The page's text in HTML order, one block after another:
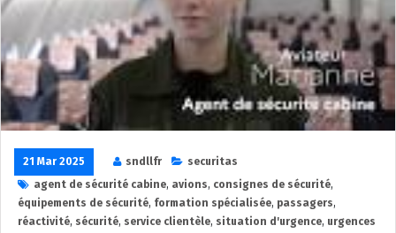
21 Mar 2025 sndllfr
securitas
agent de sécurité cabine, avions, consignes de sécurité,
équipements de sécurité, formation spécialisée, passagers,
réactivité, sécurité, service clientèle, situation d'urgence, urgences